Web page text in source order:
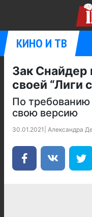
КИНО И ТВ
Зак Снайдер
своей “Лиги
По требованию
свою версию
30.01.2021 Александра